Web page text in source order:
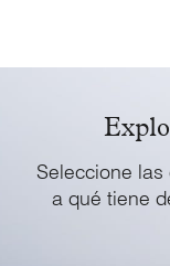
Seleccione
a qué tiene